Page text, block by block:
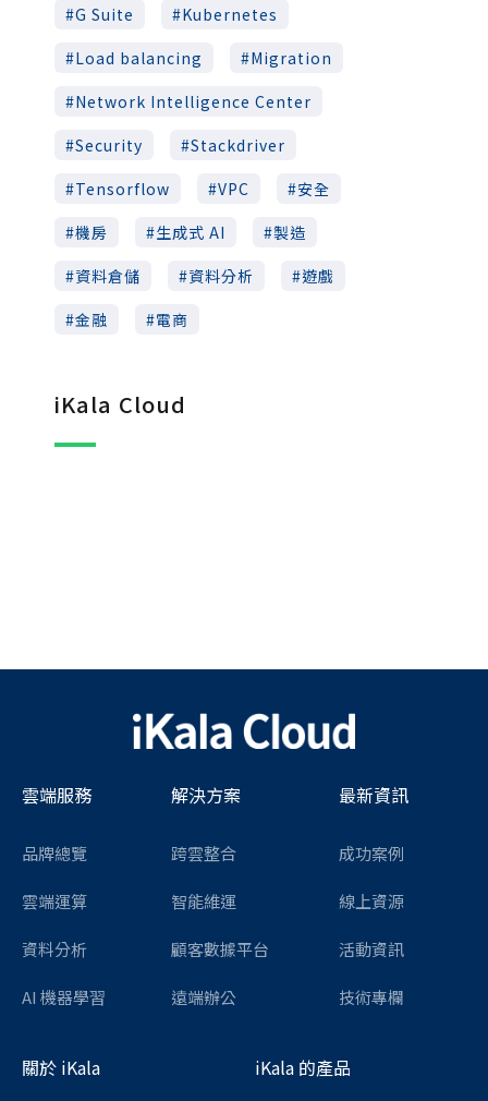
G Suite
Kubernetes
Load balancing
Migration
Network Intelligence Center
Security
Stackdriver
Tensorflow
VPC
安全
機房
生成式 AI
製造
資料倉儲
資料分析
遊戲
金融
電商
iKala Cloud
雲端服務
品牌總覽
雲端運算
資料分析
AI 機器學習
解決方案
跨雲整合
智能維運
顧客數據平台
遠端辦公
最新資訊
成功案例
線上資源
活動資訊
技術專欄
關於 iKala iKala 的產品